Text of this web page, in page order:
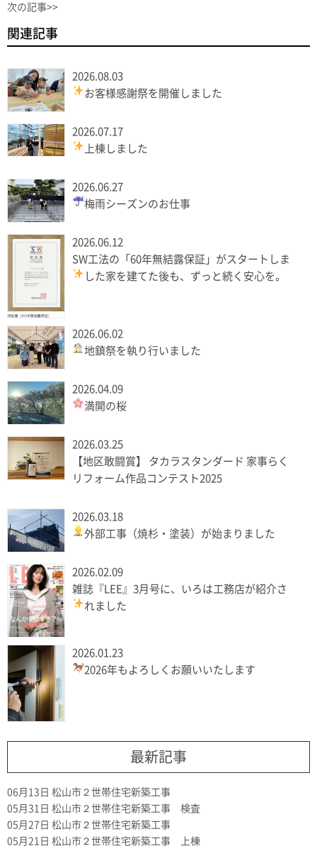
次の記事>>
関連記事
2026.08.03
お客様感謝祭を開催しました
2026.07.17
上棟しました
2026.06.27
梅雨シーズンのお仕事
2026.06.12
SW工法の「60年無結露保証」がスタートしま
した家を建てた後も、ずっと続く安心を。
2026.06.02
地鎮祭を執り行いました
2026.04.09
満開の桜
2026.03.25
【地区敢闘賞】 タカラスタンダード 家事らく
リフォーム作品コンテスト2025
2026.03.18
外部工事（焼杉・塗装）が始まりました
2026.02.09
雑誌『LEE』3月号に、いろは工務店が紹介さ
れました
2026.01.23
2026年もよろしくお願いいたします
最新記事
06月13日 松山市２世帯住宅新築工事
05月31日 松山市２世帯住宅新築工事 検査
05月27日 松山市２世帯住宅新築工事
05月21日 松山市２世帯住宅新築工事 上棟